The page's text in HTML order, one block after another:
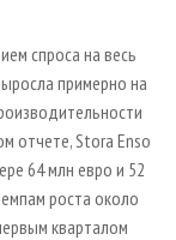
спроса на весь
примерно на
отчете, Stora Enso
64 млн евро и 52
роста около
кварталом